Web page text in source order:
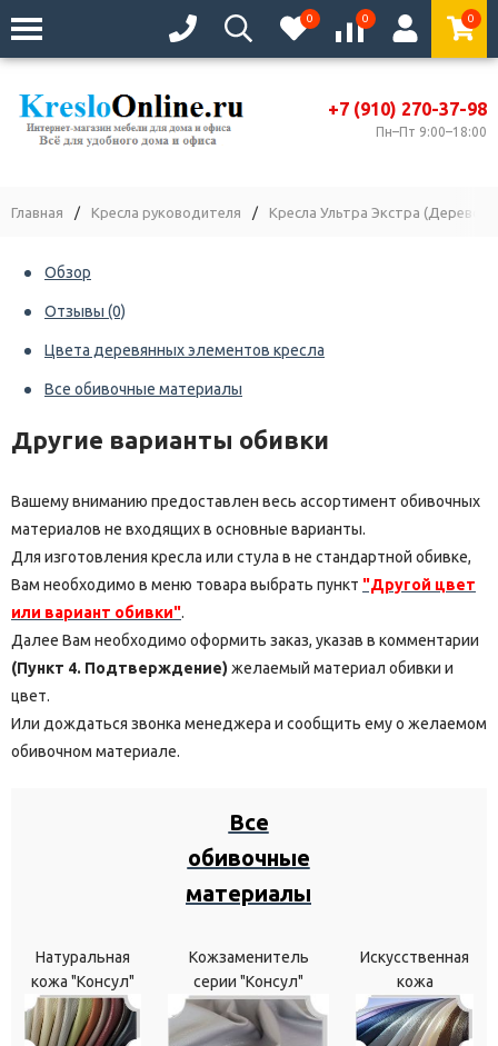
0 0 0
+7 (910) 270-37-98
Пн–Пт 9:00–18:00
Главная / Кресла руководителя / Кресла Ультра Экстра (Дерево)
Обзор
Отзывы (0)
Цвета деревянных элементов кресла
Все обивочные материалы
Другие варианты обивки
Вашему вниманию предоставлен весь ассортимент обивочных
материалов не входящих в основные варианты.
Для изготовления кресла или стула в не стандартной обивке,
Вам необходимо в меню товара выбрать пункт "Другой цвет
или вариант обивки".
Далее Вам необходимо оформить заказ, указав в комментарии
(Пункт 4. Подтверждение) желаемый материал обивки и
цвет.
Или дождаться звонка менеджера и сообщить ему о желаемом
обивочном материале.
Все
обивочные
материалы
Натуральная
кожа "Консул"
Кожзаменитель
серии "Консул"
Искусственная
кожа